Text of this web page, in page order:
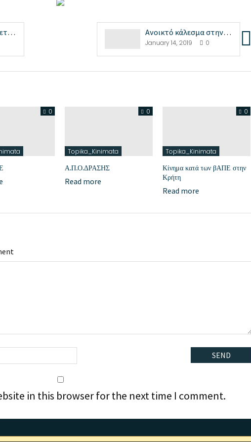
Ολοκληρωμένος Συνεταιρισμός Ηρακλείου Ανοικτό κάλεσμα στην «Από Κοινού» Συνέλευση
January 14, 2019 0
0 0
Topika_Kinimata
Α.Π.Ο.ΔΡΑΣΗΣ
Read more
0
Topika_Kinimata
Κίνημα κατά των βΑΠΕ στην
Κρήτη
Read more
in this browser for the next time I comment.